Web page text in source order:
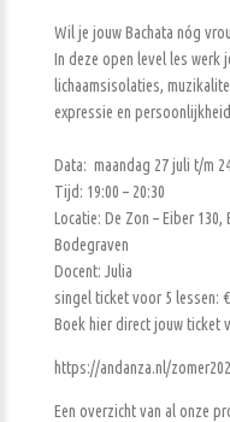
Wil je jouw Bachata nóg
In deze open level les werk
lichaamsisolaties,
expressie en
Data: maandag 27 juli t/m
Tijd: 19:00 – 20:30
Locatie: De Zon – Eiber
Bodegraven
Docent: Julia
singel ticket voor 5 lessen:
Boek hier direct jouw ticket
https://andanza.nl/
Een overzicht van al onze